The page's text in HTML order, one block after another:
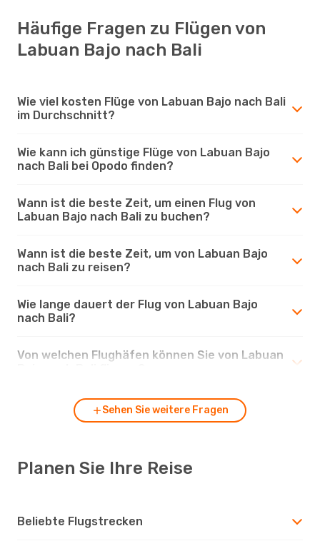
Häufige Fragen zu Flügen von
Labuan Bajo nach Bali
Wie viel kosten Flüge von Labuan Bajo nach Bali
im Durchschnitt?
Wie kann ich günstige Flüge von Labuan Bajo
nach Bali bei Opodo finden?
Wann ist die beste Zeit, um einen Flug von
Labuan Bajo nach Bali zu buchen?
Wann ist die beste Zeit, um von Labuan Bajo
nach Bali zu reisen?
Wie lange dauert der Flug von Labuan Bajo
nach Bali?
Von welchen Flughäfen können Sie von Labuan
Sehen Sie weitere Fragen
Planen Sie Ihre Reise
Beliebte Flugstrecken